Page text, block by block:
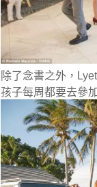
除了念書之外，
孩子每周都要去參